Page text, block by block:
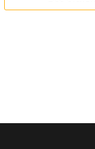
Тяжелая
Носки для